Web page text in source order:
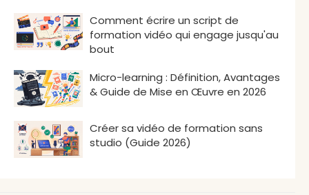
Comment écrire un script de
formation vidéo qui engage jusqu'au
bout
Micro-learning : Définition, Avantages
& Guide de Mise en Œuvre en 2026
Créer sa vidéo de formation sans
studio (Guide 2026)